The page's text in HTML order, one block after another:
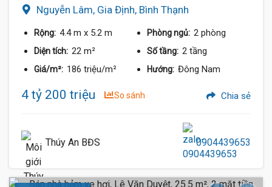
Nguyễn Lâm, Gia Định, Bình Thạnh
Rộng: 4.4 m x 5.2 m Phòng ngủ: 2 phòng
Diện tích: 22 m² Số tầng: 2 tầng
Giá/m²: 186 triệu/m² Hướng: Đông Nam
4 tỷ 200 triệu So sánh Chia sẻ
Thúy An BĐS 0904439653